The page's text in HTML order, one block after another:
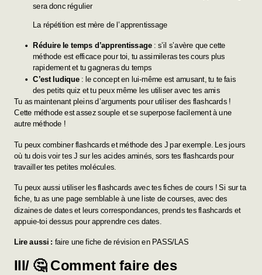
sera donc régulier
La répétition est mère de l’apprentissage
Réduire le temps d’apprentissage : s’il s’avère que cette
méthode est efficace pour toi, tu assimileras tes cours plus
rapidement et tu gagneras du temps
C’est ludique : le concept en lui-même est amusant, tu te fais
des petits quiz et tu peux même les utiliser avec tes amis
Tu as maintenant pleins d’arguments pour utiliser des flashcards !
Cette méthode est assez souple et se superpose facilement à une
autre méthode !
Tu peux combiner flashcards et méthode des J par exemple. Les jours
où tu dois voir tes J sur les acides aminés, sors tes flashcards pour
travailler tes petites molécules.
Tu peux aussi utiliser les flashcards avec tes fiches de cours ! Si sur ta
fiche, tu as une page semblable à une liste de courses, avec des
dizaines de dates et leurs correspondances, prends tes flashcards et
appuie-toi dessus pour apprendre ces dates.
Lire aussi : faire une fiche de révision en PASS/LAS
III/ 🤔Comment faire des